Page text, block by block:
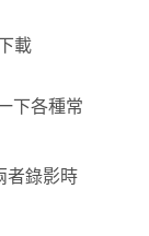
載
下各種常
者錄影時